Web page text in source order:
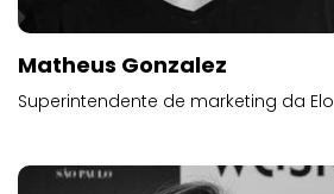
Matheus Gonzalez
Superintendente de marketing da Elo